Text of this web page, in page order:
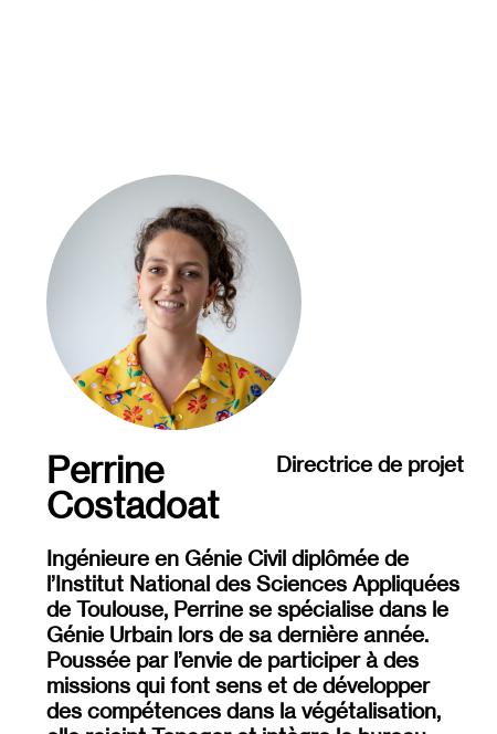
Perrine
Costadoat
Directrice de projet
Ingénieure en Génie Civil diplômée de
l’Institut National des Sciences Appliquées
de Toulouse, Perrine se spécialise dans le
Génie Urbain lors de sa dernière année.
Poussée par l’envie de participer à des
missions qui font sens et de développer
des compétences dans la végétalisation,